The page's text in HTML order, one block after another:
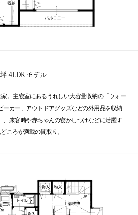
4LDK モデル
。主寝室にあるうれしい大容量収納の「ウォー
ーカー、アウトドアグッズなどの外用品を収納
、来客時や赤ちゃんの寝かしつけなどに活躍す
ころが満載の間取り。